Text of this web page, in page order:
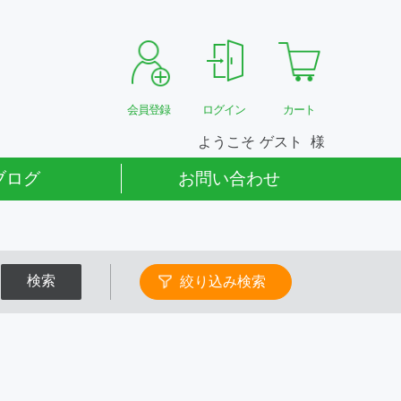
会員登録 ログイン カート
ようこそ ゲスト
ログ お問い合わせ
検索 絞り込み検索